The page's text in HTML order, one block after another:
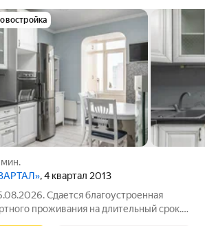
, 4 квартал 2013
Сдается благоустроенная
проживания на длительный срок.